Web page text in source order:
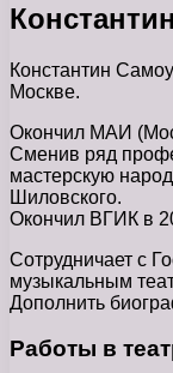
Константин
Москве.
Окончил МАИ
Сменив ряд
мастерскую
Шиловского.
Окончил ВГИК в
Сотрудничает с
музыкальным
Дополнить
Работы в